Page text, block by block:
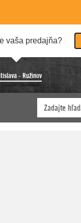
vaša predajňa?
- Ružinov